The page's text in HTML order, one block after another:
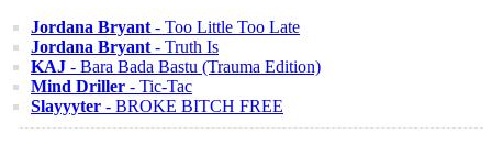
Jordana Bryant - Too Little Too Late
Jordana Bryant - Truth Is
KAJ - Bara Bada Bastu (Trauma Edition)
Mind Driller - Tic-Tac
Slayyyter - BROKE BITCH FREE